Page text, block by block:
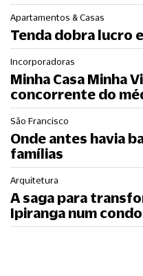
Apartamentos & Casas
Tenda dobra lucro
Incorporadoras
Minha Casa Minha
concorrente do
São Francisco
Onde antes havia
famílias
Arquitetura
A saga para
Ipiranga num